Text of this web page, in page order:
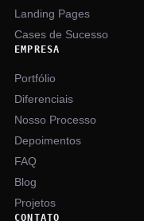
Landing Pages
Cases de Sucesso
EMPRESA
Portfólio
Diferenciais
Nosso Processo
Depoimentos
FAQ
Blog
Projetos
CONTATO